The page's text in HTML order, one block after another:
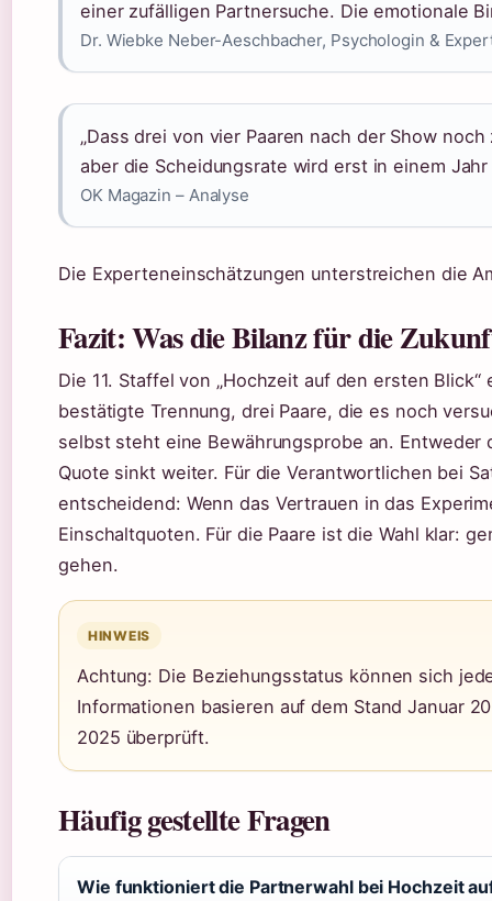
einer zufälligen Partnersuche. Die emotionale
Dr. Wiebke Neber-Aeschbacher, Psychologin &
„Dass drei von vier Paaren nach der Show
aber die Scheidungsrate wird erst in einem Jahr
OK Magazin – Analyse
Die Experteneinschätzungen unterstreichen die
Fazit: Was die Bilanz für die
Die 11. Staffel von „Hochzeit auf den ersten
bestätigte Trennung, drei Paare, die es noch
selbst steht eine Bewährungsprobe an.
Quote sinkt weiter. Für die Verantwortlichen bei
entscheidend: Wenn das Vertrauen in das
Einschaltquoten. Für die Paare ist die Wahl klar:
gehen.
HINWEIS
Achtung: Die Beziehungsstatus können sich
Informationen basieren auf dem Stand Januar
2025 überprüft.
Häufig gestellte Fragen
Wie funktioniert die Partnerwahl bei Hochzeit